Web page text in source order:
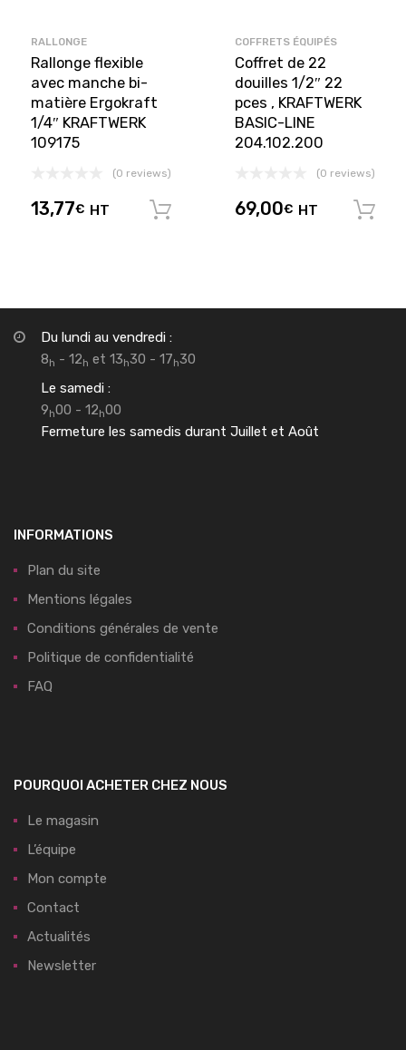
RALLONGE
Rallonge flexible
avec manche bi-
matière Ergokraft
1/4″ KRAFTWERK
109175
(0 reviews)
13,77€ HT Ajouter au panier
COFFRETS ÉQUIPÉS
Coffret de 22
douilles 1/2″ 22
pces , KRAFTWERK
BASIC-LINE
204.102.200
(0 reviews)
69,00€ HT
Du lundi au vendredi :
8h - 12h et 13h30 - 17h30
Le samedi :
9h00 - 12h00
Fermeture les samedis durant Juillet et Août
INFORMATIONS
Plan du site
Mentions légales
Conditions générales de vente
Politique de confidentialité
FAQ
POURQUOI ACHETER CHEZ NOUS
Le magasin
L’équipe
Mon compte
Contact
Actualités
Newsletter